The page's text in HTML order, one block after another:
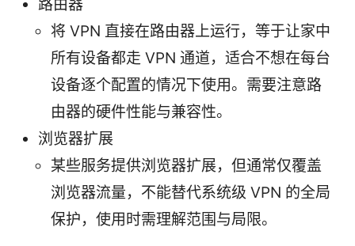
路由器
将 VPN 直接在路由器上运行，等于让家中
所有设备都走 VPN 通道，适合不想在每台
设备逐个配置的情况下使用。需要注意路
由器的硬件性能与兼容性。
浏览器扩展
某些服务提供浏览器扩展，但通常仅覆盖
浏览器流量，不能替代系统级 VPN 的全局
保护，使用时需理解范围与局限。